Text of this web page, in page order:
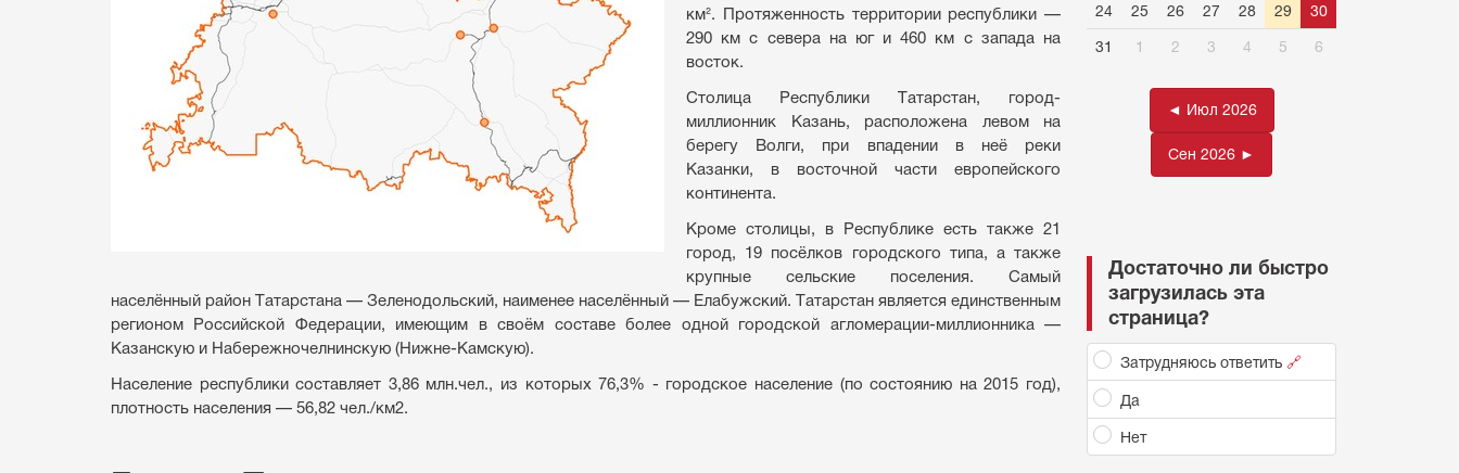
км². Протяженность территории республики —
290 км с севера на юг и 460 км с запада на
восток.
Столица Республики Татарстан, город-
миллионник Казань, расположена левом на
берегу Волги, при впадении в неё реки
Казанки, в восточной части европейского
континента.
Кроме столицы, в Республике есть также 21
город, 19 посёлков городского типа, а также
крупные сельские поселения. Самый
населённый район Татарстана — Зеленодольский, наименее населённый — Елабужский. Татарстан является единственным
регионом Российской Федерации, имеющим в своём составе более одной городской агломерации-миллионника —
Казанскую и Набережночелнинскую (Нижне-Камскую).
Население республики составляет 3,86 млн.чел., из которых 76,3% - городское население (по состоянию на 2015 год),
плотность населения — 56,82 чел./км2.
24 25 26 27 28 29 30
31 1 2 3 4 5 6
◄ Июл 2026
Сен 2026 ►
Достаточно ли быстро
загрузилась эта
страница?
Затрудняюсь ответить 🔗
Да
Нет